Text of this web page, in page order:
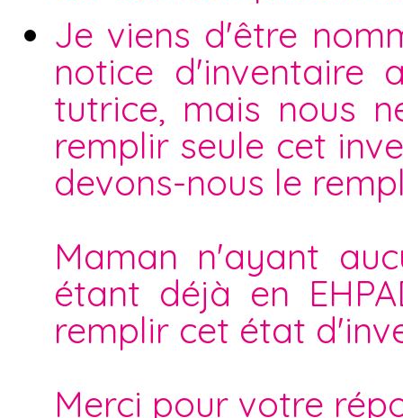
Je viens d'être
notice d'inventaire
tutrice, mais nous
remplir seule cet
devons-nous le
Maman n'ayant
étant déjà en
remplir cet état
Merci pour votre